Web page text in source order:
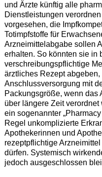
und Ärzte künftig alle
Dienstleistungen
vorgesehen, die
Totimpfstoffe für
Arzneimittelabgabe sollen
erhalten. So könnten sie in
verschreibungspflichtige
ärztliches Rezept
Anschlussversorgung mit
Packungsgröße, wenn das
über längere Zeit
ein sogenannter
Regel unkomplizierte
Apothekerinnen und
rezeptpflichtige
dürfen. Systemisch
jedoch ausgeschlossen